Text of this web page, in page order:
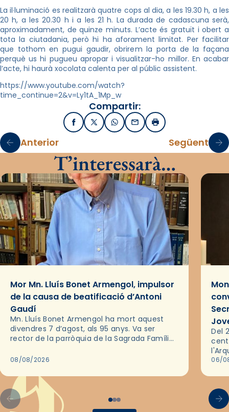
La il·luminació es realitzarà quatre cops al dia, a les 19.30 h, a les
20 h, a les 20.30 h i a les 21 h. La durada de cadascuna serà,
aproximadament, de quinze minuts. L’acte és gratuït i obert a
tota la ciutadania, però hi ha aforament limitat. Per facilitar
que tothom en pugui gaudir, obrirem la porta de la façana
perquè us hi pugueu apropar i visualitzar-ho millor. En acabar
l’acte, hi haurà xocolata calenta per al públic assistent.
https://www.youtube.com/watch?
time_continue=2&v=Ly1tA_1Mp_w
Compartir:
FacebookX / TwitterWhatsApp
EmailImprimir
Anterior Següent
T’interessarà…
Mor Mn. Lluís Bonet Armengol, impulsor
de la causa de beatificació d’Antoni
Gaudí
Mn. Lluís Bonet Armengol ha mort aquest
divendres 7 d’agost, als 95 anys. Va ser
rector de la parròquia de la Sagrada Família
2018,…
08/08/2026
Del
les
06/